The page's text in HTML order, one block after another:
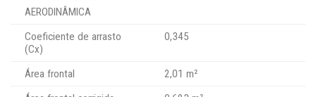
AERODINÂMICA
Coeficiente de arrasto
(Cx)
0,345
Área frontal
2,01 m²